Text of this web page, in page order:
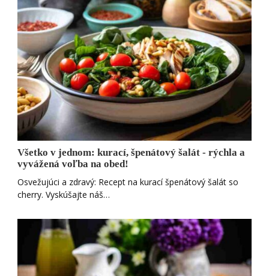
Všetko v jednom: kurací, špenátový šalát - rýchla a
vyvážená voľba na obed!
Osvežujúci a zdravý: Recept na kurací špenátový šalát so
cherry. Vyskúšajte náš…